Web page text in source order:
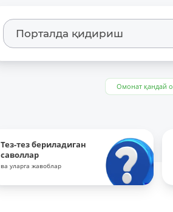
Омонат қандай
Тез-тез бериладиган
саволлар
ва уларга жавоблар